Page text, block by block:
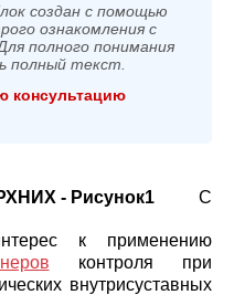
создан с помощью
ознакомления с
полного понимания
полный текст.
консультацию
С
к применению
контроля при
внутрисуставных